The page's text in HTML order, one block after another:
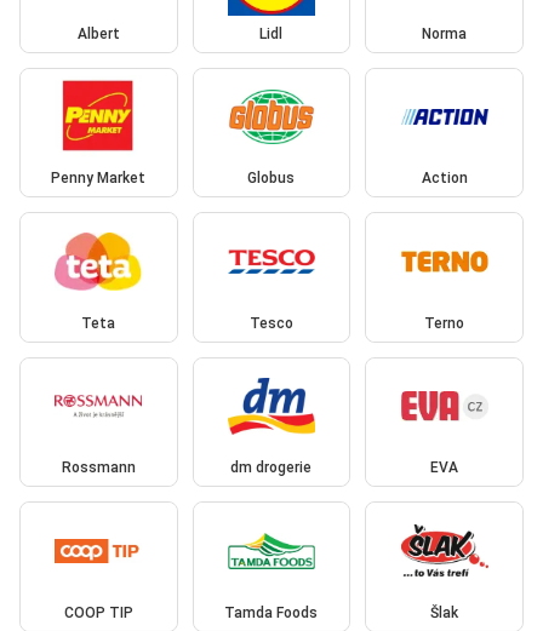
Albert Lidl Norma
Penny Market Globus Action
Teta Tesco Terno
Rossmann dm drogerie EVA
COOP TIP Tamda Foods Šlak